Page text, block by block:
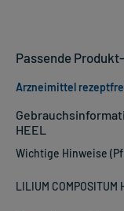
HEEL
Wichtige Hinweise
LILIUM COMPOSITUM
Passende
Arzneimittel